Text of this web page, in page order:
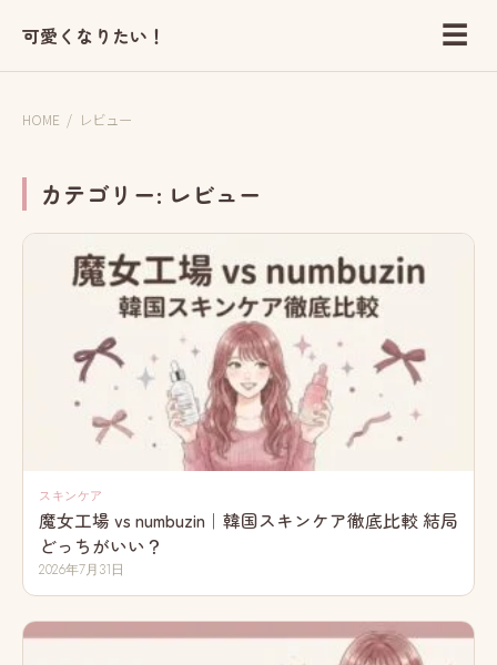
可愛くなりたい！ ☰
HOME / レビュー
カテゴリー: レビュー
スキンケア
魔女工場 vs numbuzin｜韓国スキンケア徹底比較 結局
どっちがいい？
2026年7月31日